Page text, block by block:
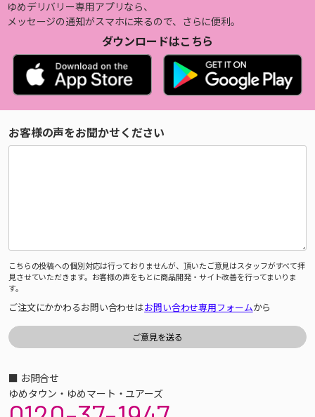
ゆめデリバリー専用アプリなら、
メッセージの通知がスマホに来るので、さらに便利。
ダウンロードはこちら
お客様の声をお聞かせください
こちらの投稿への個別対応は行っておりませんが、頂いたご意見はスタッフがすべて拝
見させていただきます。お客様の声をもとに商品開発・サイト改善を行ってまいりま
す。
ご注文にかかわるお問い合わせはお問い合わせ専用フォームから
■ お問合せ
ゆめタウン・ゆめマート・ユアーズ